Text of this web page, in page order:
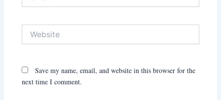
Save my name, email, and website in this browser for the
next time I comment.